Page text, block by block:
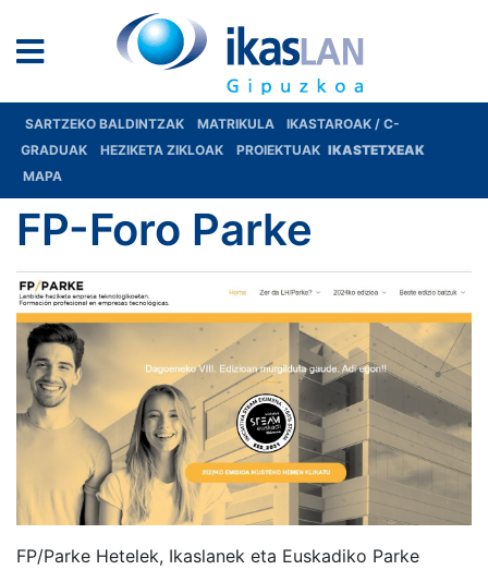
SARTZEKO BALDINTZAK MATRIKULA
IKASTAROAK / C-
GRADUAK
HEZIKETA ZIKLOAK PROIEKTUAK IKASTETXEAK
MAPA
FP-Foro Parke
FP/Parke Hetelek, Ikaslanek eta Euskadiko Parke